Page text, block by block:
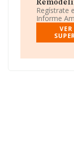
La empresaA-
CIF
De
Daya Vieja, en
hasta 35.519
Regístrate
Informe